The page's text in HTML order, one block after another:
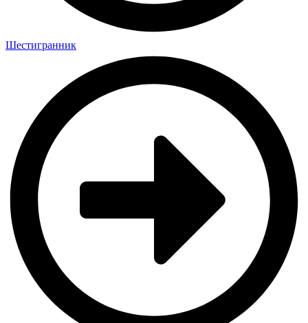
Шестигранник